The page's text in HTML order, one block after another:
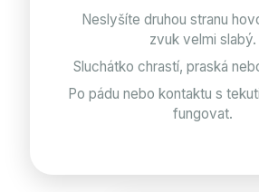
Neslyšíte druhou stranu
zvuk velmi slabý.
Sluchátko chrastí, praská
Po pádu nebo kontaktu s
fungovat.